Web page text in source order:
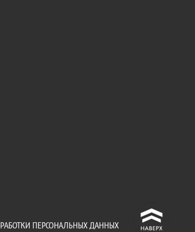
^
ПЕРСОНАЛЬНЫХ ДАННЫХ